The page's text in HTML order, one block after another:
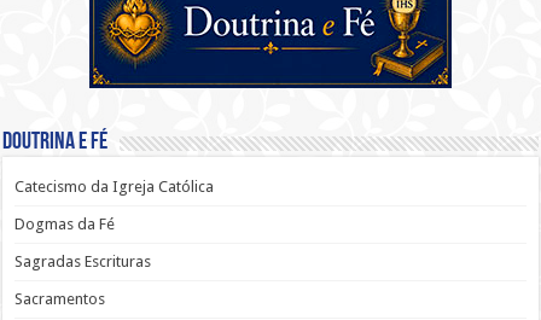
Doutrina e Fé
Catecismo da Igreja Católica
Dogmas da Fé
Sagradas Escrituras
Sacramentos